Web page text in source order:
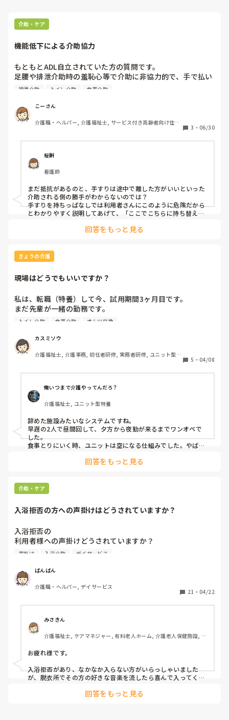
介助・ケア
機能低下による介助協力
もともとADL自立されていた方の質問です。
足腰や排泄介助時の羞恥心等で介助に非協力的で、手で払い
除けたり、ベッド↔️車イスに移乗する際も、手すり等に持っ
不安等もあるのでしょうが、お話をしながら慣れていってい
ただくしかないのでしょうか？
ご経験おありのかたいらっしゃいますか？
排泄介助 トイレ介助 食事介助
こーさん
介護職・ヘルパー, 介護福祉士, サービス付き高齢者向け住宅,
3 ・ 06/30
桜餅
看護師
まだ抵抗があるのと、手すりは途中で離した方がいいといった
介助される側の勝手がわからないのでは？
手すりを持ちっぱなしでは利用者さんにこのように危険だから
とわかりやすく説明してあげて、「ここでこちらに持ち替える
回答をもっと見る
きょうの介護
現場はどうでもいいですか？
私は、転職（特養）して今、試用期間3ヶ月目です。
まだ先輩が一緒の勤務です。
その日は遅出で入浴担当。
先輩（副主任）は、フロアに戻って来ず何も言わずどこか
へ。
隣のユニットにいる主任は、主任研修会があるからといっ
2人いる遅出で、その日の入浴者（個浴と寢浴）を分担す
私は寢浴担当に…
もう1人は個浴しながらフロアを見ることに…
ほとんど車椅子の方で動きがある方は少ないといえ、自立歩
行の方もいらっしゃいます。
それなのに入浴しながらフロアを見るなんて、私としては今
までの経験上ありえないと思いました。
1人で対応することに…
15:30から休憩に行けるはずが行けず、45分から16:15迄行
って来てと早出の人に言われ少しだけ休憩に…
17:30（夕食時）にやっと戻って来られる。
居室対応の方の食事介助、フロアの食事介助がいるのに全く
手伝わず。
フロアが見える場所にその方の居室を移動してほしいが、新
見ながらだと一緒に食事できるのに…
私としては全て終わらせてから、居室対応の方の食事に行こ
うと思ったがなかなか行けず。
食事介助（ゴロ音あり、吸引必要な方））しながらフロアを
見ることに…
物ではない人なので、他者様が動けばそちらへ。
食事がどんどん遅れることに…
20:00なったので、眠前薬服用とバイタル測定必要な方の所
へ。
この時点で、ほとんどの利用者様は居室にいるのであとはゆ
っくりとパッド交換へ。
トイレ介助 食事介助 オムツ交換
カスミソウ
介護福祉士, 介護事務, 初任者研修, 実務者研修, ユニット型特
5 ・ 04/08
俺いつまで介護やってんだろ？
介護福祉士, ユニット型特養
辞めた施設みたいなシステムですね。
早遅の2人で昼間回して、夕方から夜勤が来るまでワンオペで
した。
食事とりにいく時、ユニットは空になる仕組みでした。やばす
っと早番。他の職員に遅番のしわ寄せきてました。遅が入浴対
めることをオススメします。あと、転職ですがちゃんと見極め
てやらないと失敗します。
ない方がいます。周りが見えてないか、それが普通だと思って
すよ。たいてい自分のためって方が多いです。辞めた前の施設
がまさにそうです。自分の思い通りにいかないと職員にキレた
り、無視したり、利用者に対しても同様でした。
変に仕事サボるヤツがいないので仕事しやすいですね。人手不
足でどうにもならん時は、削れる業務を削ります。ワンオペが
減ったのでよかったです。早番だけは9時までワンオペです
が、一応なんとかなります。くそ忙しいですが、事故やヒヤリ
ます。運なので来ない日は諦めてます。
回答をもっと見る
介助・ケア
入浴拒否の方への声掛けはどうされていますか？
入浴拒否の
利用者様への声掛けどうされていますか？
認知症もあり、本人様は家で入っている！
言われ、できればデイサービスで
入ってもらいたいと希望、、、
足浴までは出来たのですが、、、
声掛け 入浴介助 デイサービス
ばんばん
介護職・ヘルパー, デイサービス
21 ・ 04/22
みさきん
介護福祉士, ケアマネジャー, 有料老人ホーム, 介護老人保健施設, グ
お疲れ様です。
入浴拒否があり、なかなか入らない方がいらっしゃいました
が、脱衣所でその方の好きな音楽を流したら喜んで入ってくれ
回答をもっと見る